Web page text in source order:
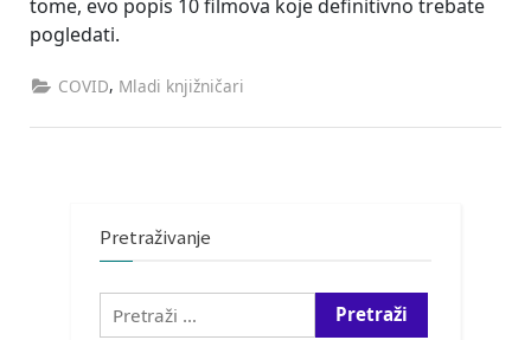
tome, evo popis 10 filmova koje definitivno trebate
pogledati.
COVID, Mladi knjižničari
Pretraživanje
Pretraži: